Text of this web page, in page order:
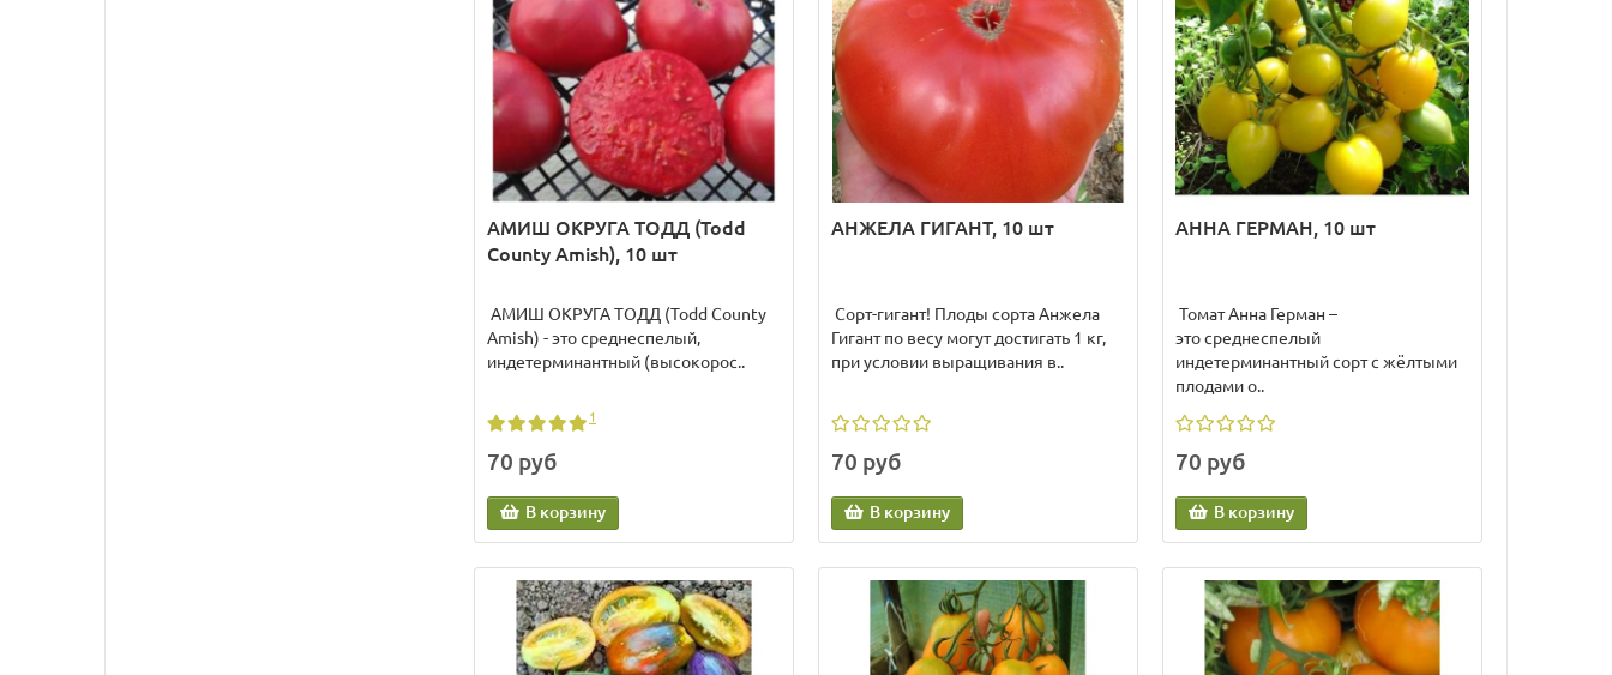
АМИШ ОКРУГА ТОДД (Todd
County Amish), 10 шт
АМИШ ОКРУГА ТОДД (Todd County
Amish) - это среднеспелый,
индетерминантный (высокорос..
1
70 руб
В корзину
АНЖЕЛА ГИГАНТ, 10 шт
Сорт-гигант! Плоды сорта Анжела
Гигант по весу могут достигать 1 кг,
при условии выращивания в..
70 руб
В корзину
АННА ГЕРМАН, 10 шт
Томат Анна Герман –
это среднеспелый
индетерминантный сорт с жёлтыми
плодами о..
70 руб
В корзину